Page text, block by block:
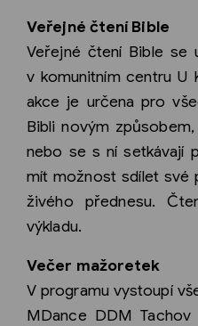
Veřejné čtení Bible
Veřejné čtení Bible se
v komunitním centru U
akce je určena pro
Bibli novým
nebo se s ní setkávají
mít možnost sdílet své
živého přednesu.
výkladu.
Večer mažoretek
V programu vystoupí
MDance DDM